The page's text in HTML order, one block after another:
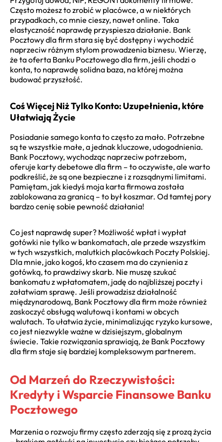
Często możesz to zrobić w placówce, a w niektórych
przypadkach, co mnie cieszy, nawet online. Taka
elastyczność naprawdę przyspiesza działanie. Bank
Pocztowy dla firm stara się być dostępny i wychodzić
naprzeciw różnym stylom prowadzenia biznesu. Wierzę,
że ta oferta Banku Pocztowego dla firm, jeśli chodzi o
konta, to naprawdę solidna baza, na której można
budować przyszłość.
Coś Więcej Niż Tylko Konto: Uzupełnienia, które
Ułatwiają Życie
Posiadanie samego konta to często za mało. Potrzebne
są te wszystkie małe, a jednak kluczowe, udogodnienia.
Bank Pocztowy, wychodząc naprzeciw potrzebom,
oferuje karty debetowe dla firm – to oczywiste, ale warto
podkreślić, że są one bezpieczne i z rozsądnymi limitami.
Pamiętam, jak kiedyś moja karta firmowa została
zablokowana za granicą – to był koszmar. Od tamtej pory
bardzo cenię sobie pewność działania!
Co jest naprawdę super? Możliwość wpłat i wypłat
gotówki nie tylko w bankomatach, ale przede wszystkim
w tych wszystkich, malutkich placówkach Poczty Polskiej.
Dla mnie, jako kogoś, kto czasem ma do czynienia z
gotówką, to prawdziwy skarb. Nie muszę szukać
bankomatu z wpłatomatem, jadę do najbliższej poczty i
załatwiam sprawę. Jeśli prowadzisz działalność
międzynarodową, Bank Pocztowy dla firm może również
zaskoczyć obsługą walutową i kontami w obcych
walutach. To ułatwia życie, minimalizując ryzyko kursowe,
co jest niezwykle ważne w dzisiejszym, globalnym
świecie. Takie rozwiązania sprawiają, że Bank Pocztowy
dla firm staje się bardziej kompleksowym partnerem.
Od Marzeń do Rzeczywistości:
Kredyty i Wsparcie Finansowe Banku
Pocztowego
Marzenia o rozwoju firmy często zderzają się z prozą życia